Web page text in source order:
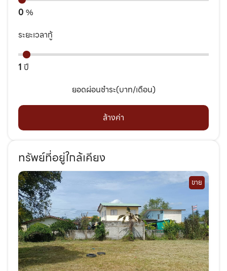
0 %
ระยะเวลากู้
1 ปี
ยอดผ่อนชำระ(บาท/เดือน)
ล้างค่า
ทรัพย์ที่อยู่ใกล้เคียง
ขาย